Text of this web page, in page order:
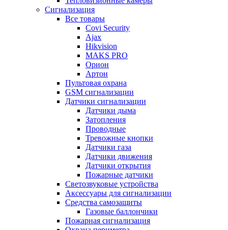
Сигнализация
Все товары
Covi Security
Ajax
Hikvision
MAKS PRO
Орион
Артон
Пультовая охрана
GSM сигнализации
Датчики сигнализации
Датчики дыма
Затопления
Проводные
Тревожные кнопки
Датчики газа
Датчики движения
Датчики открытия
Пожарные датчики
Светозвуковые устройства
Аксессуары для сигнализации
Средства самозащиты
Газовые баллончики
Пожарная сигнализация